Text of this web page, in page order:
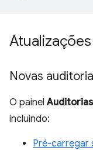
Novas
O painelAuditorias
incluindo:
Pré-carregar